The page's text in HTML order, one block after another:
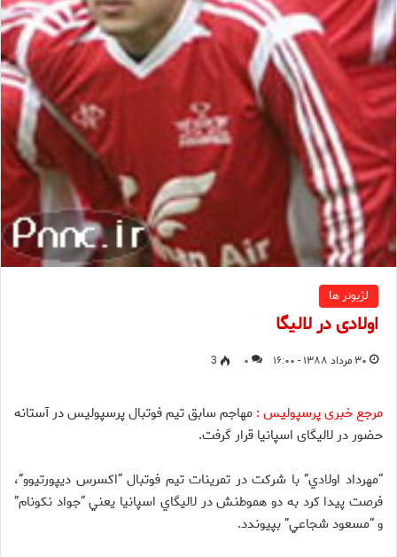
لژیونر ها
اولادی در لالیگا
۳۰ مرداد ۱۳۸۸ - ۱۶:۰۰ ۰ 3
مرجع خبری پرسپولیس : مهاجم سابق تیم فوتبال پرسپولیس در آستانه
حضور در لالیگای اسپانیا قرار گرفت.
“مهرداد اولادي” با شرکت در تمرينات تيم فوتبال “اکسرس ديپورتيوو”،
فرصت پيدا کرد به دو هموطنش در لاليگاي اسپانيا يعني “جواد نکونام”
و “مسعود شجاعي” بپيوندد.